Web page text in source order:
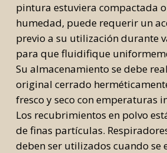
pintura estuviera compactada
humedad, puede requerir un
previo a su utilización durante
para que fluidifique
Su almacenamiento se debe
original cerrado
fresco y seco con emperaturas
Los recubrimientos en polvo
de finas partículas.
deben ser utilizados cuando se